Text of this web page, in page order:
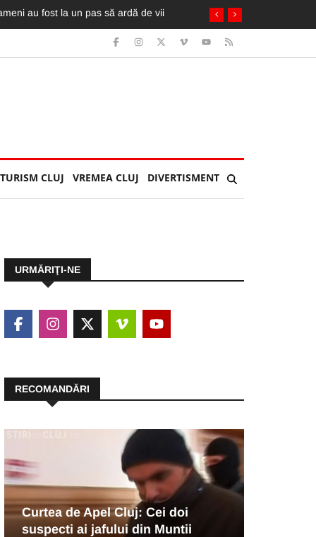
TURISM CLUJ VREMEA CLUJ DIVERTISMENT
URMĂRIŢI-NE
RECOMANDĂRI
Curtea de Apel Cluj: Cei doi
suspecti ai jafului din Muntii